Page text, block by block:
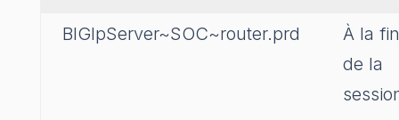
BIGIpServer~SOC~router.prd
À la fin
de la